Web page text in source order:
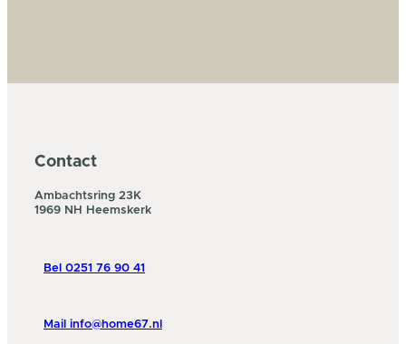
Contact
Ambachtsring 23K
1969 NH Heemskerk
Bel 0251 76 90 41
Mail info@home67.nl